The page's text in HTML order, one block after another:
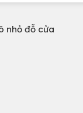
nhỏ đỗ cửa